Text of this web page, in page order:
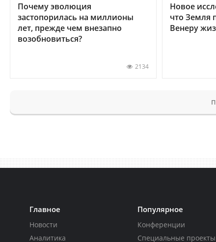
Почему эволюция
застопорилась на миллионы
лет, прежде чем внезапно
возобновиться?
2134
Новое
что Земля
Венеру
Главное
Новости
Аналитика
Популярное
Конференции
Специальные проекты